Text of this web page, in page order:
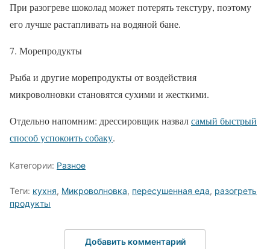
При разогреве шоколад может потерять текстуру, поэтому
его лучше растапливать на водяной бане.
7. Морепродукты
Рыба и другие морепродукты от воздействия
микроволновки становятся сухими и жесткими.
Отдельно напомним: дрессировщик назвалсамый быстрый
способ успокоить собаку.
Категории: Разное
Теги: кухня, Микроволновка, пересушенная еда, разогреть
продукты
Добавить комментарий